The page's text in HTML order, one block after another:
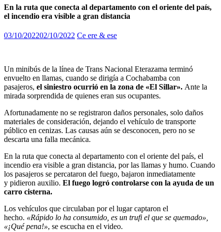
En la ruta que conecta al departamento con el oriente del país,
el incendio era visible a gran distancia
03/10/202202/10/2022 Ce ere & ese
Un minibús de la línea de Trans Nacional Eterazama terminó
envuelto en llamas, cuando se dirigía a Cochabamba con
pasajeros, el siniestro ocurrió en la zona de «El Sillar». Ante la
mirada sorprendida de quienes eran sus ocupantes.
Afortunadamente no se registraron daños personales, solo daños
materiales de consideración, dejando el vehículo de transporte
público en cenizas. Las causas aún se desconocen, pero no se
descarta una falla mecánica.
En la ruta que conecta al departamento con el oriente del país, el
incendio era visible a gran distancia, por las llamas y humo. Cuando
los pasajeros se percataron del fuego, bajaron inmediatamente
y pidieron auxilio. El fuego logró controlarse con la ayuda de un
carro cisterna.
Los vehículos que circulaban por el lugar captaron el
hecho. «Rápido lo ha consumido, es un trufi el que se quemado»,
«¡Qué pena!», se escucha en el video.